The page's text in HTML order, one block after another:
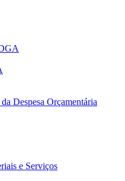
Despesa Orçamentária
e Serviços